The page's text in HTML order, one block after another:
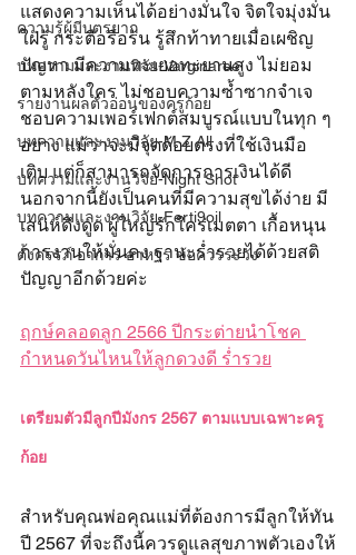
ความรู้ผู้มีบุตรยาก
บทความและงานวิจัย-Varginaree
รายงานผลตัวอ่อนของครูก้อย
บทความและงานวิจัย-M Z All
บทความและงานวิจัย-Night Shot
บทความและงานวิจัย-Ferti9oil
ตั้งครรภ์ อาการ อาหาร ข้อควรระวัง
แสดงความเห็นได้อย่างมั่นใจ จิตใจมุ่งมั่น
ใฝ่รู้ กระตือรือร้น รู้สึกท้าทายเมื่อเผชิญ
ปัญหา มีความทะเยอทะยานสูง ไม่ยอม
ตามหลังใคร ไม่ชอบความซ้ำซากจำเจ
ชอบความเพอร์เฟกต์สมบูรณ์แบบในทุก ๆ
อย่าง แม้ว่าจะมีจุดด้อยตรงที่ใช้เงินมือ
เติบ แต่ก็สามารถจัดการการเงินได้ดี
นอกจากนี้ยังเป็นคนที่มีความสุขได้ง่าย มี
เสน่ห์ดึงดูด ผู้ใหญ่รักใคร่เมตตา เกื้อหนุน
การงานให้มั่นคง ฐานะร่ำรวยได้ด้วยสติ
ปัญญาอีกด้วยค่ะ
ฤกษ์คลอดลูก 2566 ปีกระต่ายนำโชค
กำหนดวันไหนให้ลูกดวงดี ร่ำรวย
เตรียมตัวมีลูกปีมังกร 2567 ตามแบบเฉพาะครู
ก้อย
สำหรับคุณพ่อคุณแม่ที่ต้องการมีลูกให้ทัน
ปี 2567 ที่จะถึงนี้ควรดูแลสุขภาพตัวเองให้